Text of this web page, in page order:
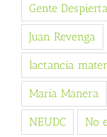
Gente Despierta
Juan Revenga
lactancia
Maria Manera
NEUDC No